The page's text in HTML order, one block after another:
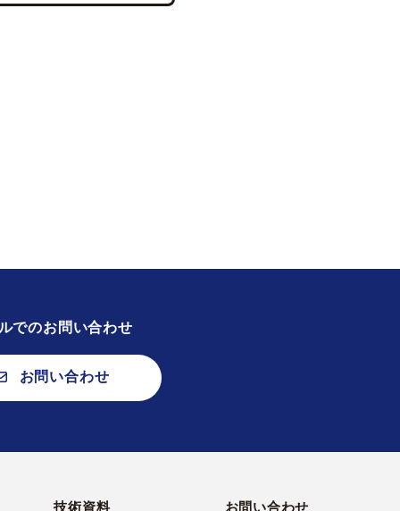
でのお問い合わせ
お問い合わせ
技術資料 お問い合わせ